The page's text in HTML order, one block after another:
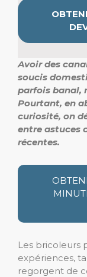
Avoir des
soucis
parfois banal,
Pourtant, en
curiosité, on
entre astuces
récentes.
Les bricoleurs
expériences,
regorgent de